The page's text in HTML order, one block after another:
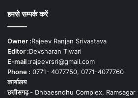
हमसे सम्पर्क करें
Owner :Rajeev Ranjan Srivastava
Editor :Devsharan Tiwari
E-mail :rajeevrsri@gmail.com
Phone : 0771- 4077750, 0771-4077760
कार्यालय
छत्तीसगढ़ - Dhbaesndhu Complex, Ramsagar